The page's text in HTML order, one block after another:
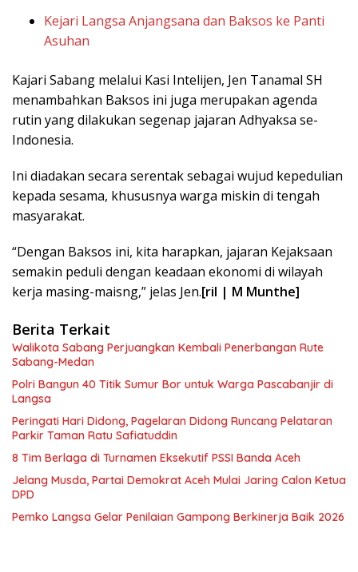
Kejari Langsa Anjangsana dan Baksos ke Panti
Asuhan
Kajari Sabang melalui Kasi Intelijen, Jen Tanamal SH
menambahkan Baksos ini juga merupakan agenda
rutin yang dilakukan segenap jajaran Adhyaksa se-
Indonesia.
Ini diadakan secara serentak sebagai wujud kepedulian
kepada sesama, khususnya warga miskin di tengah
masyarakat.
“Dengan Baksos ini, kita harapkan, jajaran Kejaksaan
semakin peduli dengan keadaan ekonomi di wilayah
kerja masing-maisng,” jelas Jen.[ril | M Munthe]
Berita Terkait
Walikota Sabang Perjuangkan Kembali Penerbangan Rute
Sabang-Medan
Polri Bangun 40 Titik Sumur Bor untuk Warga Pascabanjir di
Langsa
Peringati Hari Didong, Pagelaran Didong Runcang Pelataran
Parkir Taman Ratu Safiatuddin
8 Tim Berlaga di Turnamen Eksekutif PSSI Banda Aceh
Jelang Musda, Partai Demokrat Aceh Mulai Jaring Calon Ketua
DPD
Pemko Langsa Gelar Penilaian Gampong Berkinerja Baik 2026